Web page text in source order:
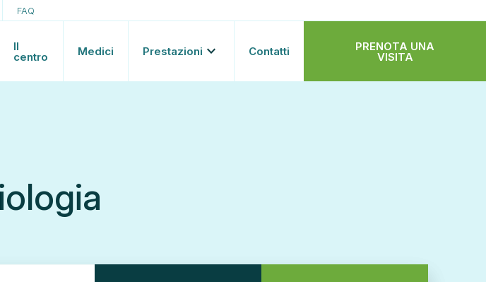
FAQ
Il
centro Medici Prestazioni keyboard_arrow_down Contatti PRENOTA UNA
VISITA